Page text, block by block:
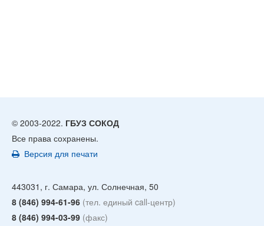
© 2003-2022. ГБУЗ СОКОД
Все права сохранены.
Версия для печати
443031, г. Самара, ул. Солнечная, 50
8 (846) 994-61-96 (тел. единый call-центр)
8 (846) 994-03-99 (факс)